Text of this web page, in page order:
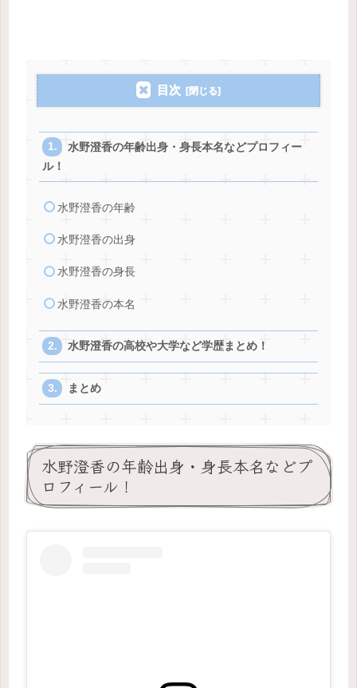
目次
水野澄香の年齢出身・身長本名などプロフィー
ル！
水野澄香の年齢
水野澄香の出身
水野澄香の身長
水野澄香の本名
水野澄香の高校や大学など学歴まとめ！
まとめ
水野澄香の年齢出身・身長本名などプ
ロフィール！